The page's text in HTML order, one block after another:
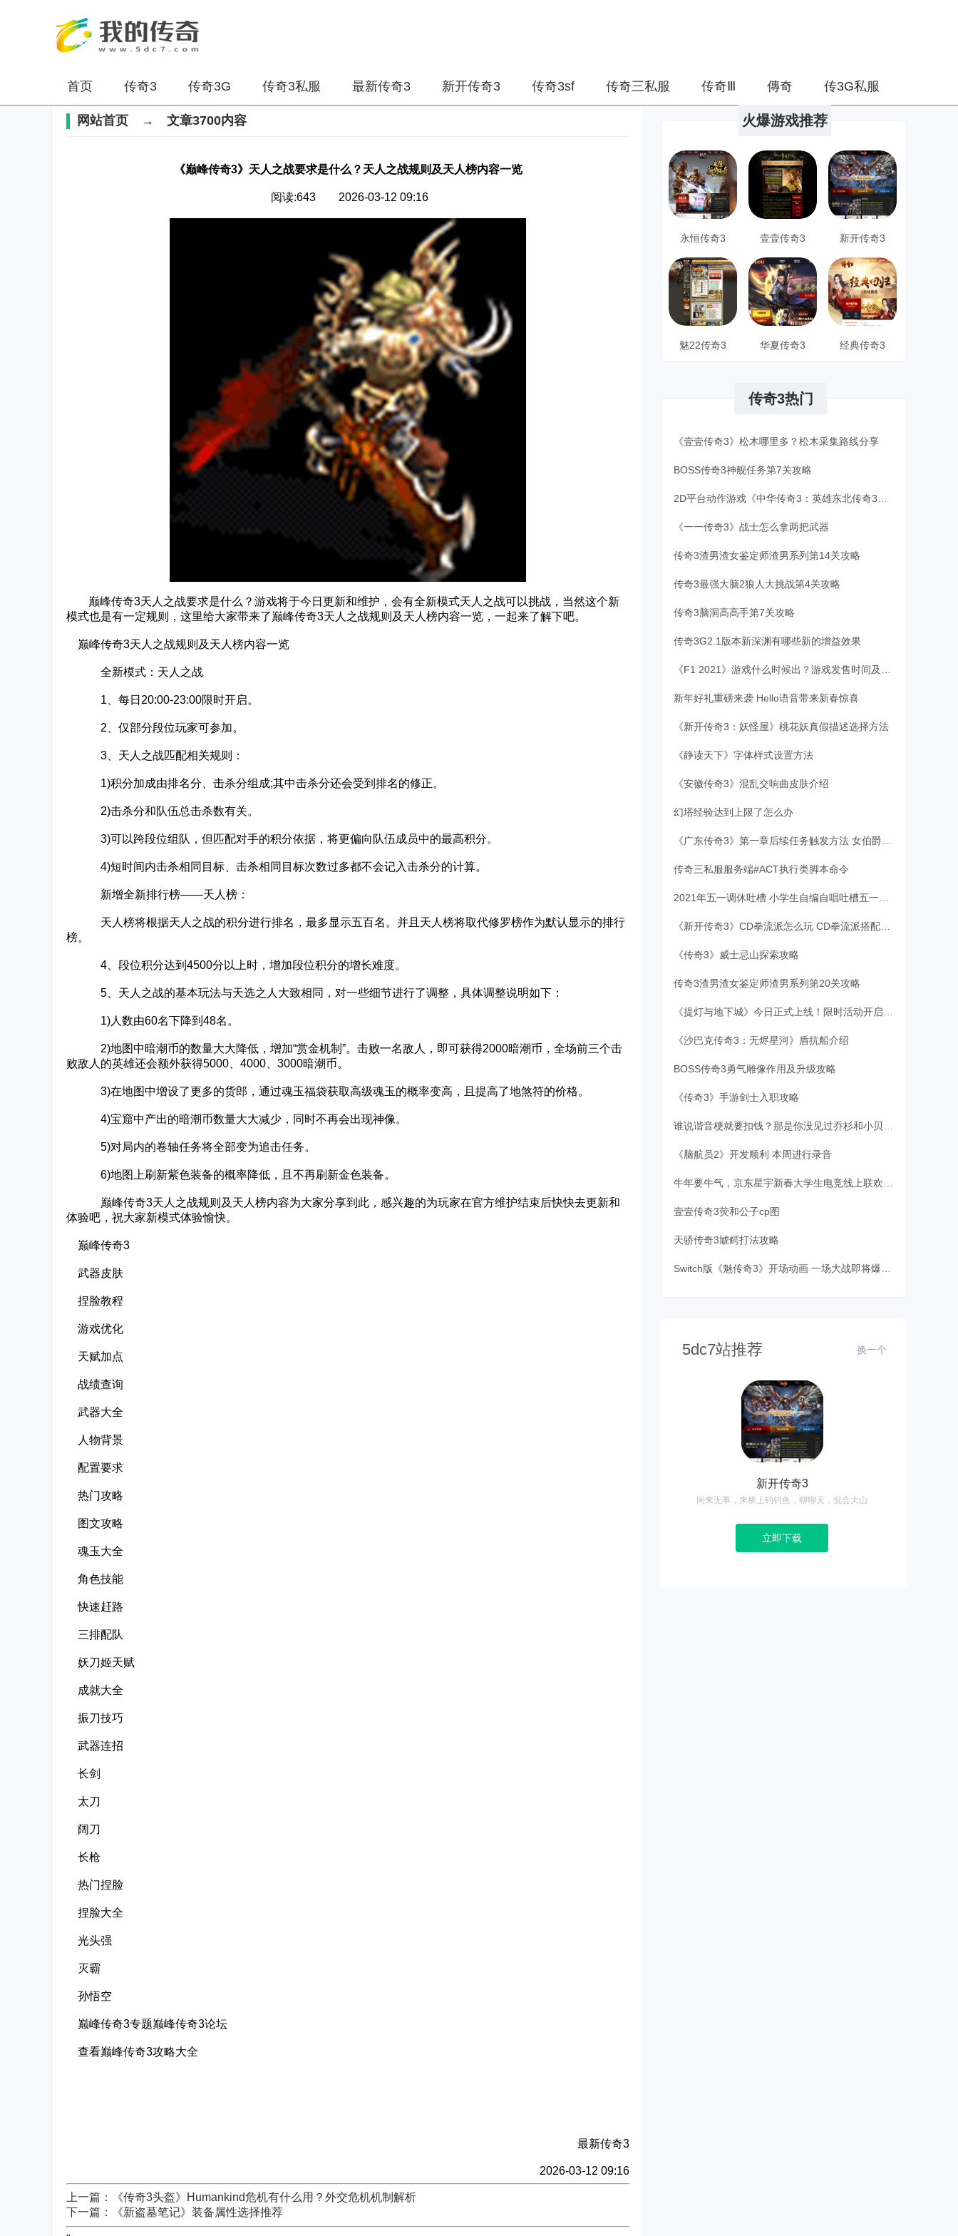
首页 传奇3 传奇3G 传奇3私服 最新传奇3 新开传奇3 传奇3sf 传奇三私服 传奇Ⅲ 傳奇 传3G私服
网站首页 → 文章3700内容
《巅峰传奇3》天人之战要求是什么？天人之战规则及天人榜内容一览
阅读:643 2026-03-12 09:16
‌‍巅峰传奇3天人之战要求是什么？游戏将于今日更新和维护，会有全新模式天人之战可以挑战，当然这个新
模式也是有一定规则，这里给大家带来了巅峰传奇3天人之战规则及天人榜内容一览，一起来了解下吧。
巅峰传奇3天人之战规则及天人榜内容一览
全新模式：天人之战
1、每日20:00-23:00限时开启。
2、仅部分段位玩家可参加。
3、天人之战匹配相关规则：
1)积分加成由排名分、击杀分组成;其中击杀分还会受到排名的修正。
2)击杀分和队伍总击杀数有关。
3)可以跨段位组队，但匹配对手的积分依据，将更偏向队伍成员中的最高积分。
4)短时间内击杀相同目标、击杀相同目标次数过多都不会记入击杀分的计算。
新增全新排行榜——天人榜：
天人榜将根据天人之战的积分进行排名，最多显示五百名。并且天人榜将取代修罗榜作为默认显示的排行
榜。
4、段位积分达到4500分以上时，增加段位积分的增长难度。
5、天人之战的基本玩法与天选之人大致相同，对一些细节进行了调整，具体调整说明如下：
1)人数由60名下降到48名。
2)地图中暗潮币的数量大大降低，增加“赏金机制”。击败一名敌人，即可获得2000暗潮币，全场前三个击
败敌人的英雄还会额外获得5000、4000、3000暗潮币。
3)在地图中增设了更多的货郎，通过魂玉福袋获取高级魂玉的概率变高，且提高了地煞符的价格。
4)宝窟中产出的暗潮币数量大大减少，同时不再会出现神像。
5)对局内的卷轴任务将全部变为追击任务。
6)地图上刷新紫色装备的概率降低，且不再刷新金色装备。
巅峰传奇3天人之战规则及天人榜内容为大家分享到此，感兴趣的为玩家在官方维护结束后快快去更新和
体验吧，祝大家新模式体验愉快。
巅峰传奇3
武器皮肤
捏脸教程
游戏优化
天赋加点
战绩查询
武器大全
人物背景
配置要求
热门攻略
图文攻略
魂玉大全
角色技能
快速赶路
三排配队
妖刀姬天赋
成就大全
振刀技巧
武器连招
长剑
太刀
阔刀
长枪
热门捏脸
捏脸大全
光头强
灭霸
孙悟空
巅峰传奇3专题巅峰传奇3论坛
查看巅峰传奇3攻略大全
最新传奇3
2026-03-12 09:16
上一篇：《传奇3头盔》Humankind危机有什么用？外交危机机制解析
下一篇：《新盗墓笔记》装备属性选择推荐
火爆游戏推荐
永恒传奇3 壹壹传奇3 新开传奇3
魅22传奇3 华夏传奇3 经典传奇3
传奇3热门
《壹壹传奇3》松木哪里多？松木采集路线分享
BOSS传奇3神舰任务第7关攻略
《一一传奇3》战士怎么拿两把武器
传奇3渣男渣女鉴定师渣男系列第14关攻略
传奇3最强大脑2狼人大挑战第4关攻略
传奇3脑洞高高手第7关攻略
传奇3G2.1版本新深渊有哪些新的增益效果
新年好礼重磅来袭 Hello语音带来新春惊喜
《新开传奇3：妖怪屋》桃花妖真假描述选择方法
《静读天下》字体样式设置方法
《安徽传奇3》混乱交响曲皮肤介绍
幻塔经验达到上限了怎么办
《广东传奇3》第一章后续任务触发方法 女伯爵后面任务怎么触发？
传奇三私服服务端#ACT执行类脚本命令
2021年五一调休吐槽 小学生自编自唱吐槽五一调休
《新开传奇3》CD拳流派怎么玩 CD拳流派搭配推荐
《传奇3》威士忌山探索攻略
传奇3渣男渣女鉴定师渣男系列第20关攻略
《沙巴克传奇3：无烬星河》盾抗船介绍
BOSS传奇3勇气雕像作用及升级攻略
《传奇3》手游剑士入职攻略
《脑航员2》开发顺利 本周进行录音
壹壹传奇3荧和公子cp图
天骄传奇3虓鳄打法攻略
5dc7站推荐 换一个
新开传奇3
闲来无事，来桥上钓钓鱼，聊聊天，侃会大山
立即下载